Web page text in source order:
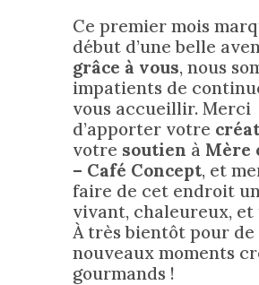
Ce premier mois
début d’une belle
grâce à vous, nous
impatients de
vous accueillir. Merci
d’apporter votre
votre soutien à Mère
– Café Concept, et
faire de cet endroit
vivant, chaleureux, et
À très bientôt pour de
nouveaux moments
gourmands !